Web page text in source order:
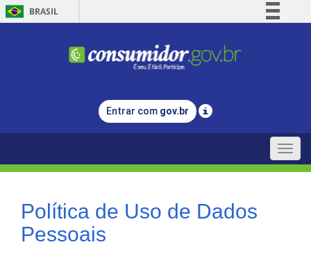
BRASIL
Comunica BR
Legislação
Entrar com gov.br
Toggle
Política de Uso de Dados
Pessoais